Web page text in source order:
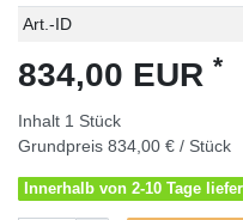
Technisches
Wert
Art.-ID
834,00 EUR *
Inhalt 1 Stück
Grundpreis 834,00 € / Stück
Innerhalb von 2-10 Tage